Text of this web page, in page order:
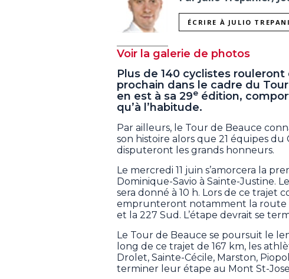
ÉCRIRE À JULIO
Voir la galerie de photos
Plus de 140 cyclistes rouleront
prochain dans le cadre du
en est à sa 29e édition,
qu’à l’habitude.
Par ailleurs, le Tour de Beauce
son histoire alors que 21 équipes du
disputeront les grands honneurs.
Le mercredi 11 juin s’amorcera la
Dominique-Savio à Sainte-Justine.
sera donné à 10 h. Lors de ce trajet
emprunteront notamment la route
et la 227 Sud. L’étape devrait se
Le Tour de Beauce se poursuit le
long de ce trajet de 167 km, les
Drolet, Sainte-Cécile, Marston,
terminer leur étape au Mont St-